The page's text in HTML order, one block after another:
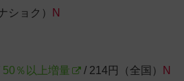
ショク）
N
％以上増量
/ 214円（全国）
N